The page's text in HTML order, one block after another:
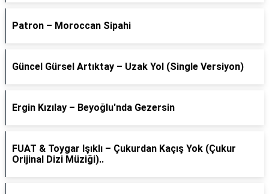
Patron – Moroccan Sipahi
Güncel Gürsel Artıktay – Uzak Yol (Single Versiyon)
Ergin Kızılay – Beyoğlu'nda Gezersin
FUAT & Toygar Işıklı – Çukurdan Kaçış Yok (Çukur
Orijinal Dizi Müziği)..